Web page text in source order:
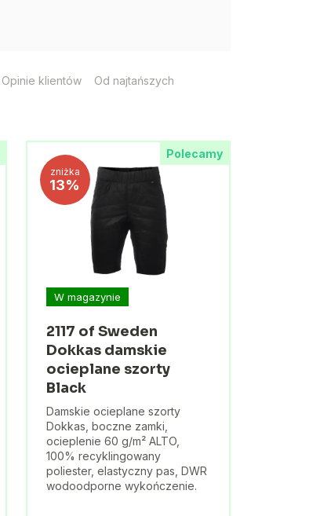
Opinie klientów Od najtańszych
Polecamy
zniżka
13%
W magazynie
2117 of Sweden
Dokkas damskie
ocieplane szorty
Black
Damskie ocieplane szorty
Dokkas, boczne zamki,
ocieplenie 60 g/m² ALTO,
100% recyklingowany
poliester, elastyczny pas, DWR
wodoodporne wykończenie.